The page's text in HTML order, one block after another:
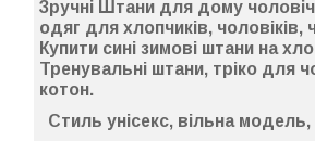
Зручні Штани для дому
одяг для хлопчиків, чоловіків,
Купити сині зимові штани на
Тренувальні штани, тріко для
котон.
Стиль унісекс, вільна модель,